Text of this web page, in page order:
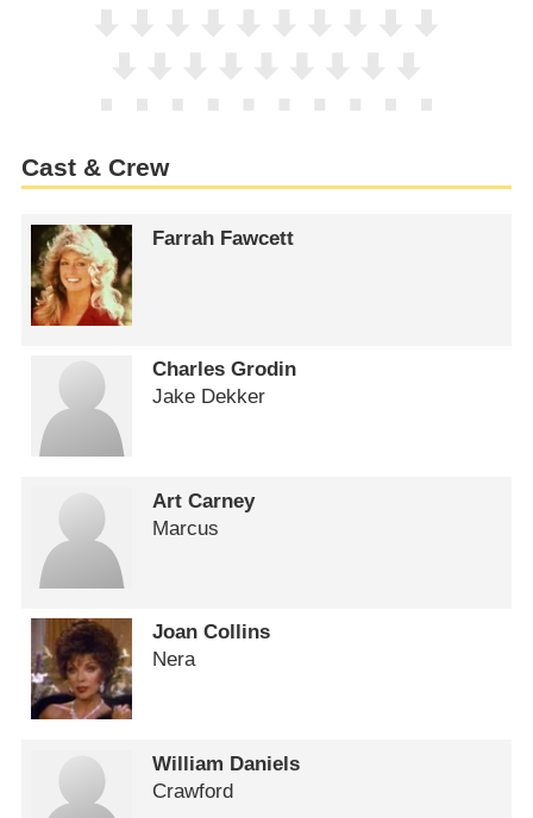
Cast & Crew
Farrah Fawcett
Charles Grodin
Jake Dekker
Art Carney
Marcus
Joan Collins
Nera
William Daniels
Crawford